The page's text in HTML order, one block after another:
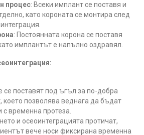
процес: Всеки имплант се поставя и
като короната се монтира след
: Постоянната корона се поставя
имплантът е напълно оздравял.
се поставят под ъгъл за по-добра
което позволява веднага да бъдат
с временна протеза.
и осеоинтеграцията протичат,
вече носи фиксирана временна